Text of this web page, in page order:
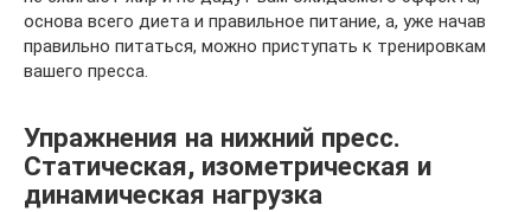
основа всего диета и правильное питание, а, уже начав
правильно питаться, можно приступать к тренировкам
вашего пресса.
Упражнения на нижний пресс.
Статическая, изометрическая и
динамическая нагрузка